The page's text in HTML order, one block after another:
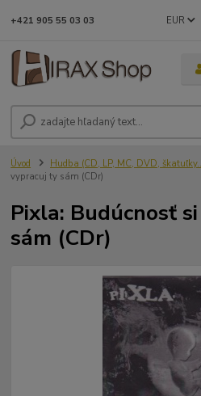
EUR
+421 905 55 03 03
Úvod Hudba (CD, LP, MC, DVD,
vypracuj ty sám (CDr)
Pixla: Budúcnosť
sám (CDr)